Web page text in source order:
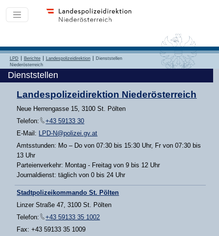
LPD Berichte Landespolizeidirektion
Dienststellen
Niederösterreich
Dienststellen
Landespolizeidirektion Niederösterreich
Neue Herrengasse 15, 3100 St. Pölten
Telefon:
+43 59133 30
E-Mail: LPD-N@polizei.gv.at
Amtsstunden: Mo – Do von 07:30 bis 15:30 Uhr, Fr von 07:30 bis
13 Uhr
Parteienverkehr: Montag - Freitag von 9 bis 12 Uhr
Journaldienst: täglich von 0 bis 24 Uhr
Stadtpolizeikommando St. Pölten
Linzer Straße 47, 3100 St. Pölten
Telefon:
+43 59133 35 1002
Fax: +43 59133 35 1009